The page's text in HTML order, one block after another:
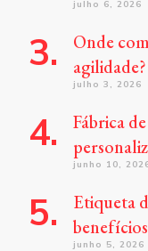
julho 6, 2026
Onde
julho 3, 2026
Fábrica
junho 10,
Etiqueta
junho 5, 2026